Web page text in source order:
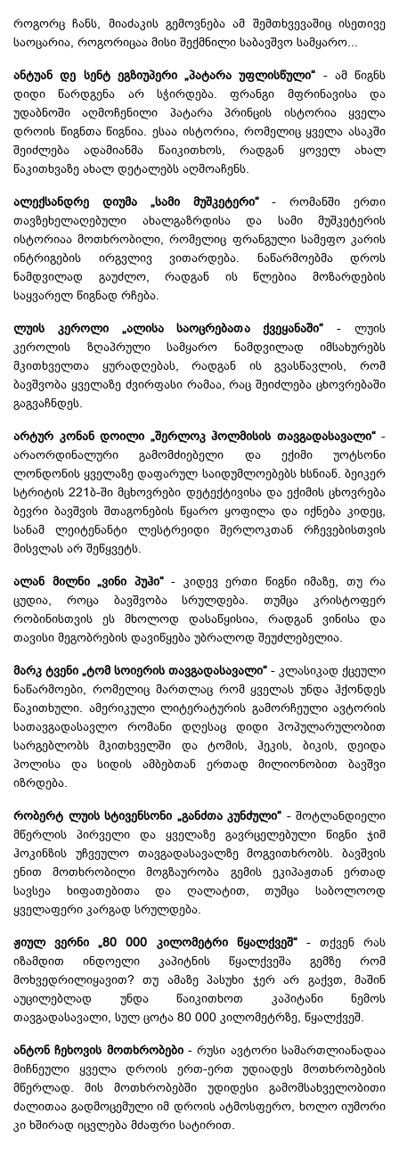
როგორც ჩანს, მიაძაკის გემოვნება ამ შემთხვევაშიც ისეთივე
საოცარია, როგორიცაა მისი შექმნილი საბავშვო სამყარო...
ანტუან დე სენტ ეგზიუპერი „პატარა უფლისწული“ - ამ წიგნს
დიდი წარდგენა არ სჭირდება. ფრანგი მფრინავისა და
უდაბნოში აღმოჩენილი პატარა პრინცის ისტორია ყველა
დროის წიგნთა წიგნია. ესაა ისტორია, რომელიც ყველა ასაკში
შეიძლება ადამიანმა წაიკითხოს, რადგან ყოველ ახალ
წაკითხვაზე ახალ დეტალებს აღმოაჩენს.
ალექსანდრე დიუმა „სამი მუშკეტერი“- რომანში ერთი
თავზეხელაღებული ახალგაზრდისა და სამი მუშკეტერის
ისტორიაა მოთხრობილი, რომელიც ფრანგული სამეფო კარის
ინტრიგების ირგვლივ ვითარდება. ნაწარმოებმა დროს
ნამდვილად გაუძლო, რადგან ის წლებია მოზარდების
საყვარელ წიგნად რჩება.
ლუის კეროლი „ალისა საოცრებათა ქვეყანაში“ - ლუის
კეროლის ზღაპრული სამყარო ნამდვილად იმსახურებს
მკითხველთა ყურადღებას, რადგან ის გვასწავლის, რომ
ბავშვობა ყველაზე ძვირფასი რამაა, რაც შეიძლება ცხოვრებაში
გაგვაჩნდეს.
არტურ კონან დოილი „შერლოკ ჰოლმისის თავგადასავალი“ -
არაორდინალური გამომძიებელი და ექიმი უოტსონი
ლონდონის ყველაზე დაფარულ საიდუმლოებებს ხსნიან. ბეიკერ
სტრიტის 221ბ-ში მცხოვრები დეტექტივისა და ექიმის ცხოვრება
ბევრი ბავშვის შთაგონების წყარო ყოფილა და იქნება კიდეც,
სანამ ლეიტენანტი ლესტრეიდი შერლოკთან რჩევებისთვის
მისვლას არ შეწყვეტს.
ალან მილნი „ვინი პუჰი“ - კიდევ ერთი წიგნი იმაზე, თუ რა
ცუდია, როცა ბავშვობა სრულდება. თუმცა კრისტოფერ
რობინისთვის ეს მხოლოდ დასაწყისია, რადგან ვინისა და
თავისი მეგობრების დავიწყება უბრალოდ შეუძლებელია.
მარკ ტვენი „ტომ სოიერის თავგადასავალი“ - კლასიკად ქცეული
ნაწარმოები, რომელიც მართლაც რომ ყველას უნდა ჰქონდეს
წაკითხული. ამერიკული ლიტერატურის გამორჩეული ავტორის
სათავგადასავლო რომანი დღესაც დიდი პოპულარულობით
სარგებლობს მკითხველში და ტომის, ჰეკის, ბიკის, დეიდა
პოლისა და სიდის ამბებთან ერთად მილიონობით ბავშვი
იზრდება.
რობერტ ლუის სტივენსონი „განძთა კუნძული“ - შოტლანდიელი
მწერლის პირველი და ყველაზე გავრცელებული წიგნი ჯიმ
ჰოკინზის უჩვეულო თავგადასავალზე მოგვითხრობს. ბავშვის
ენით მოთხრობილი მოგზაურობა გემის ეკიპაჟთან ერთად
სავსეა ხიფათებითა და ღალატით, თუმცა საბოლოოდ
ყველაფერი კარგად სრულდება.
ჟიულ ვერნი „80 000 კილომეტრი წყალქვეშ“- თქვენ რას
იზამდით ინდოელი კაპიტნის წყალქვეშა გემზე რომ
მოხვედრილიყავით? თუ ამაზე პასუხი ჯერ არ გაქვთ, მაშინ
აუცილებლად უნდა წაიკითხოთ კაპიტანი ნემოს
თავგადასავალი, სულ ცოტა 80 000 კილომეტრზე, წყალქვეშ.
ანტონ ჩეხოვის მოთხრობები- რუსი ავტორი სამართლიანადაა
მიჩნეული ყველა დროის ერთ-ერთ უდიადეს მოთხრობების
მწერლად. მის მოთხრობებში უდიდესი გამომსახველობითი
ძალითაა გადმოცემული იმ დროის ატმოსფერო, ხოლო იუმორი
კი ხშირად იცვლება მძაფრი სატირით.